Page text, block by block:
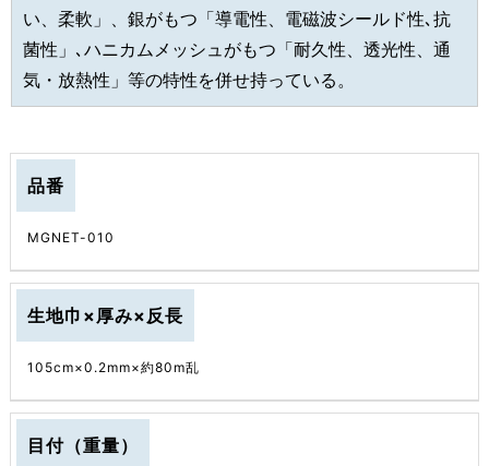
い、柔軟」、銀がもつ「導電性、電磁波シールド性､抗
菌性」､ハニカムメッシュがもつ「耐久性、透光性、通
気・放熱性」等の特性を併せ持っている。
品番
MGNET-010
生地巾×厚み×反長
105cm×0.2mm×約80m乱
目付（重量）